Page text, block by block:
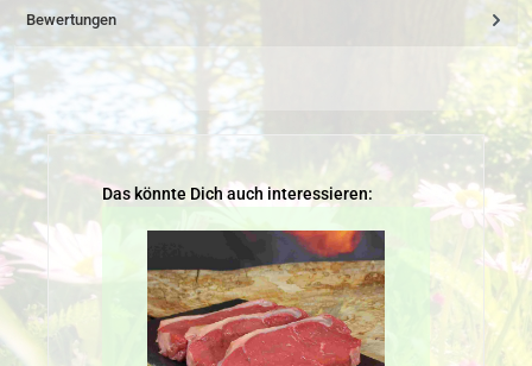
Bewertungen
Produktgalerie überspringen
Das könnte Dich auch interessieren: